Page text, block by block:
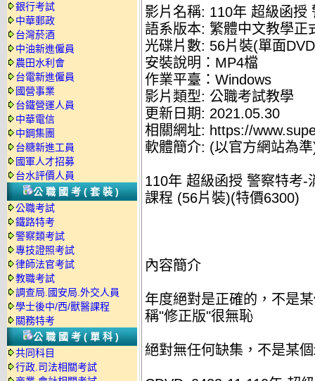
銀行考試
中華郵政
台灣菸酒
中油新進僱員
農田水利會
台電新進僱員
國營事業
台鐵營運人員
中華電信
中鋼集團
台糖新進工員
國軍人才招募
台水評價人員
公職國考(套裝)
公職考試
鐵路特考
警察類考試
專技證照考試
律師法官考試
教職考試
調查局.國安局.外交人員
學士後中/西/獸醫課程
關務特考
公職國考(單科)
共同科目
行政.司法相關考試
影片名稱: 110年 超級函授
語系版本: 繁體中文教學正
光碟片數: 56片裝(單面
安裝說明：MP4檔
作業平臺：Windows
影片類型: 公職考試教學
更新日期: 2021.05.30
相關網址: https://
軟體簡介: (以官方網站為
110年 超級函授 警察特考-
課程 (56片裝)(特價6300)
內容簡介
年度絕對是正確的，不是
稱"修正版"很無恥
絕對無任何缺集，不是某